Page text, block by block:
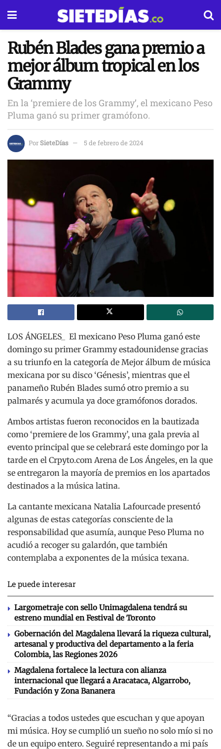
Rubén Blades gana premio a
mejor álbum tropical en los
Grammy
En la ‘premiere de los Grammy’, el mexicano Peso
Pluma ganó su primer gramófono.
PorSieteDías 5 de febrero de 2024
LOS ÁNGELES_ El mexicano Peso Pluma ganó este
domingo su primer Grammy estadounidense gracias
a su triunfo en la categoría de Mejor álbum de música
mexicana por su disco ‘Génesis’, mientras que el
panameño Rubén Blades sumó otro premio a su
palmarés y acumula ya doce gramófonos dorados.
Ambos artistas fueron reconocidos en la bautizada
como ‘premiere de los Grammy’, una gala previa al
evento principal que se celebrará este domingo por la
tarde en el Crpyto.com Arena de Los Ángeles, en la que
se entregaron la mayoría de premios en los apartados
destinados a la música latina.
La cantante mexicana Natalia Lafourcade presentó
algunas de estas categorías consciente de la
responsabilidad que asumía, aunque Peso Pluma no
acudió a recoger su galardón, que también
contemplaba a exponentes de la música texana.
Le puede interesar
Largometraje con sello Unimagdalena tendrá su
estreno mundial en Festival de Toronto
Gobernación del Magdalena llevará la riqueza cultural,
artesanal y productiva del departamento a la feria
Colombia, las Regiones 2026
Magdalena fortalece la lectura con alianza
internacional que llegará a Aracataca, Algarrobo,
Fundación y Zona Bananera
“Gracias a todos ustedes que escuchan y que apoyan
mi música. Hoy se cumplió un sueño no solo mío si no
de un equipo entero. Seguiré representando a mi país